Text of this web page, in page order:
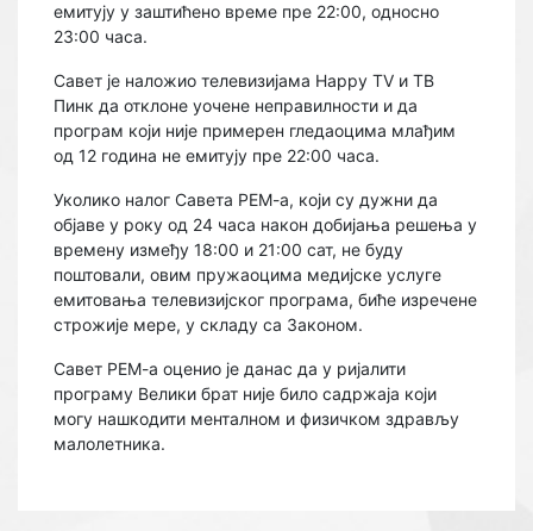
емитују у заштићено време пре 22:00, односно
23:00 часа.
Савет је наложио телевизијама Happy TV и ТВ
Пинк да отклоне уочене неправилности и да
програм који није примерен гледаоцима млађим
од 12 година не емитују пре 22:00 часа.
Уколико налог Савета РЕМ-а, који су дужни да
објаве у року од 24 часа након добијања решења у
времену између 18:00 и 21:00 сат, не буду
поштовали, овим пружаоцима медијске услуге
емитовања телевизијског програма, биће изречене
строжије мере, у складу са Законом.
Савет РЕМ-а оценио је данас да у ријалити
програму Велики брат није било садржаја који
могу нашкодити менталном и физичком здрављу
малолетника.